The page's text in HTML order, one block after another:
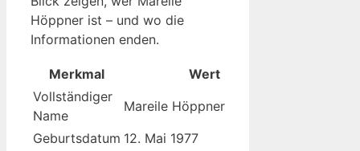
Höppner ist – und wo die
Informationen enden.
Merkmal
Wert
Vollständiger
Name
Mareile Höppner
Geburtsdatum 12. Mai 1977